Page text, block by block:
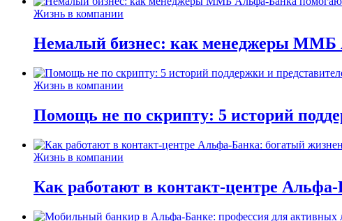
Жизнь в компании
Немалый бизнес: как менеджеры ММБ
Жизнь в компании
Помощь не по скрипту: 5 историй
Жизнь в компании
Как работают в контакт-центре